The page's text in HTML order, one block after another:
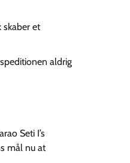
skaber et
aldrig
Seti I’s
mål nu at